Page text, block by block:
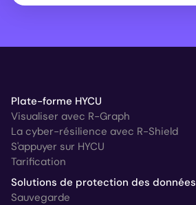
Plate-forme HYCU
Visualiser avec R-Graph
La cyber-résilience avec R-Shield
S'appuyer sur HYCU
Tarification
Solutions de protection des données
Sauvegarde